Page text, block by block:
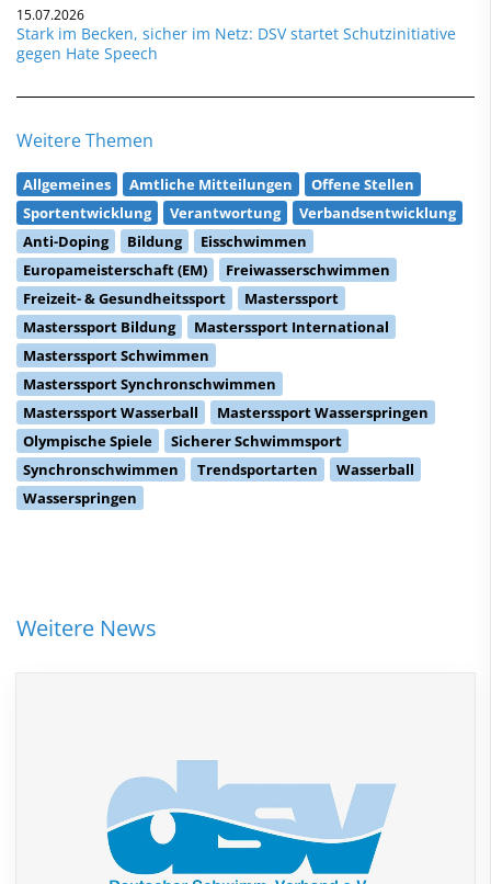
15.07.2026
Stark im Becken, sicher im Netz: DSV startet Schutzinitiative
gegen Hate Speech
Weitere Themen
Allgemeines Amtliche Mitteilungen
Offene Stellen
Sportentwicklung
Verantwortung
Verbandsentwicklung
Anti-Doping
Bildung
Eisschwimmen
Europameisterschaft (EM)
Freiwasserschwimmen
Freizeit- & Gesundheitssport
Masterssport
Masterssport Bildung
Masterssport International
Masterssport Schwimmen
Masterssport Synchronschwimmen
Masterssport Wasserball
Masterssport Wasserspringen
Olympische Spiele
Sicherer Schwimmsport
Synchronschwimmen
Trendsportarten
Wasserball
Wasserspringen
Weitere News